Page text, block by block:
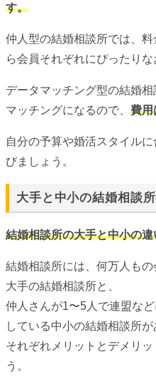
す。
仲人型の結婚相談所では、
ら会員それぞれにぴったり
データマッチング型の結婚
マッチングになるので、 費用
自分の予算や婚活スタイル
びましょう。
大手と中小の結婚相談
結婚相談所の大手と中小の
結婚相談所には、何万人も
大手の結婚相談所と、
仲人さんが1〜5人で連盟な
している中小の結婚相談所が
それぞれメリットとデメリ
う。